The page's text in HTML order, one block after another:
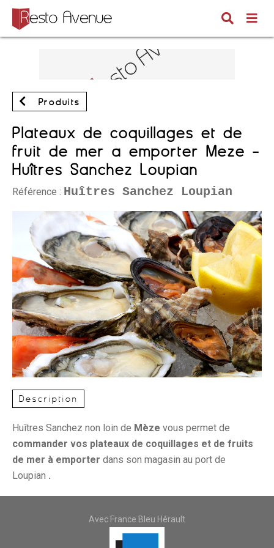
Produits
Plateaux de coquillages et de
fruit de mer à emporter Mèze -
Huîtres Sanchez Loupian
Référence : Huîtres Sanchez Loupian
Description
Huîtres Sanchez non loin de Mèze vous permet de
commander vos plateaux de coquillages et de fruits
de mer à emporter dans son magasin au port de
Loupian .
Avec France Bleu Hérault